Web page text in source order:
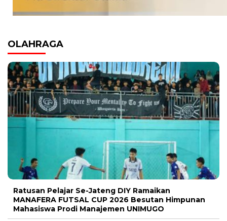
OLAHRAGA
Ratusan Pelajar Se-Jateng DIY Ramaikan
MANAFERA FUTSAL CUP 2026 Besutan Himpunan
Mahasiswa Prodi Manajemen UNIMUGO